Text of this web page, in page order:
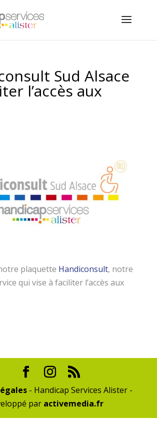
Sud Alsace
l’accès aux
plaquette Handiconsult, notre
qui vise à faciliter l’accès aux
- Handicap Services Alister -
par activemedia.fr